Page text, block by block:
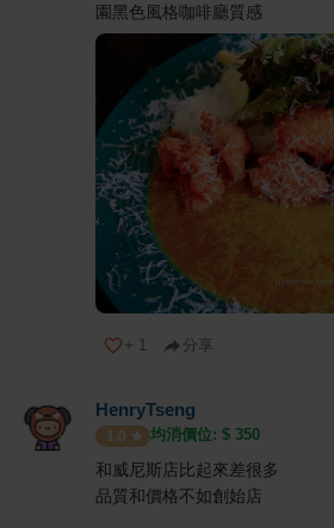
園黑色風格咖啡廳質感
+ 1 分享
HenryTseng
1.0 均消價位: $ 350
和威尼斯店比起來差很多
品質和價格不如創始店